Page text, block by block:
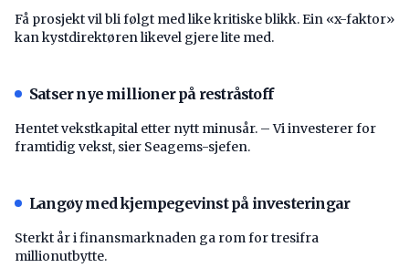
Få prosjekt vil bli følgt med like kritiske blikk. Ein «x-faktor»
kan kystdirektøren likevel gjere lite med.
Satser nye millioner på restråstoff
Hentet vekstkapital etter nytt minusår. – Vi investerer for
framtidig vekst, sier Seagems-sjefen.
Langøy med kjempegevinst på investeringar
Sterkt år i finansmarknaden ga rom for tresifra
millionutbytte.